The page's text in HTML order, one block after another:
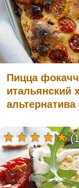
Пицца
итальянский